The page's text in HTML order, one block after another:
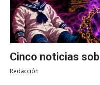
Cinco noticias
Redacción